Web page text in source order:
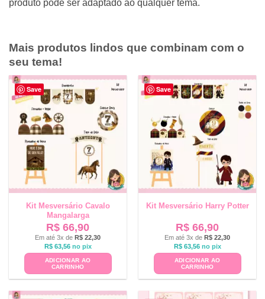
produto pode ser adaptado ao qualquer tema.
Mais produtos lindos que combinam com o
seu tema!
Save
Kit Mesversário Cavalo
Mangalarga
R$ 66,90
Em até 3x de R$ 22,30
R$63,56 no pix
ADICIONAR AO
CARRINHO
Save
Kit Mesversário Harry Potter
R$ 66,90
Em até 3x de R$ 22,30
R$63,56 no pix
ADICIONAR AO
CARRINHO